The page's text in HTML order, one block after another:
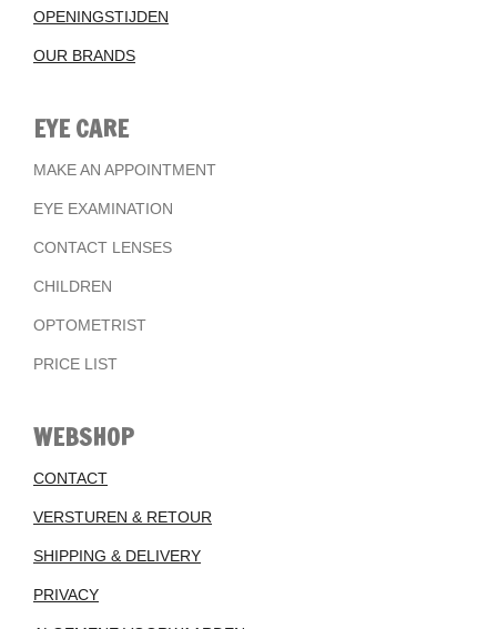
OPENINGSTIJDEN
OUR BRANDS
EYE CARE
MAKE AN APPOINTMENT
EYE EXAMINATION
CONTACT LENSES
CHILDREN
OPTOMETRIST
PRICE LIST
WEBSHOP
CONTACT
VERSTUREN & RETOUR
SHIPPING & DELIVERY
PRIVACY